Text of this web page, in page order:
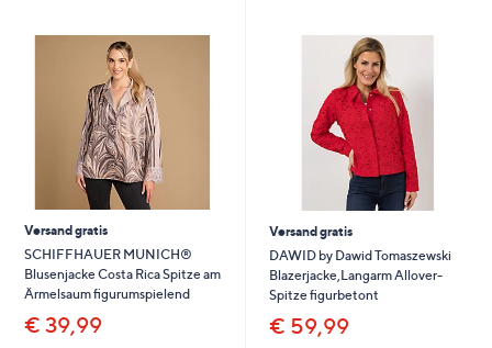
Versand gratis
SCHIFFHAUER MUNICH®
Blusenjacke Costa Rica Spitze am
Ärmelsaum figurumspielend
€ 39,99
Versand gratis
DAWID by Dawid Tomaszewski
Blazerjacke,Langarm Allover-
Spitze figurbetont
€ 59,99